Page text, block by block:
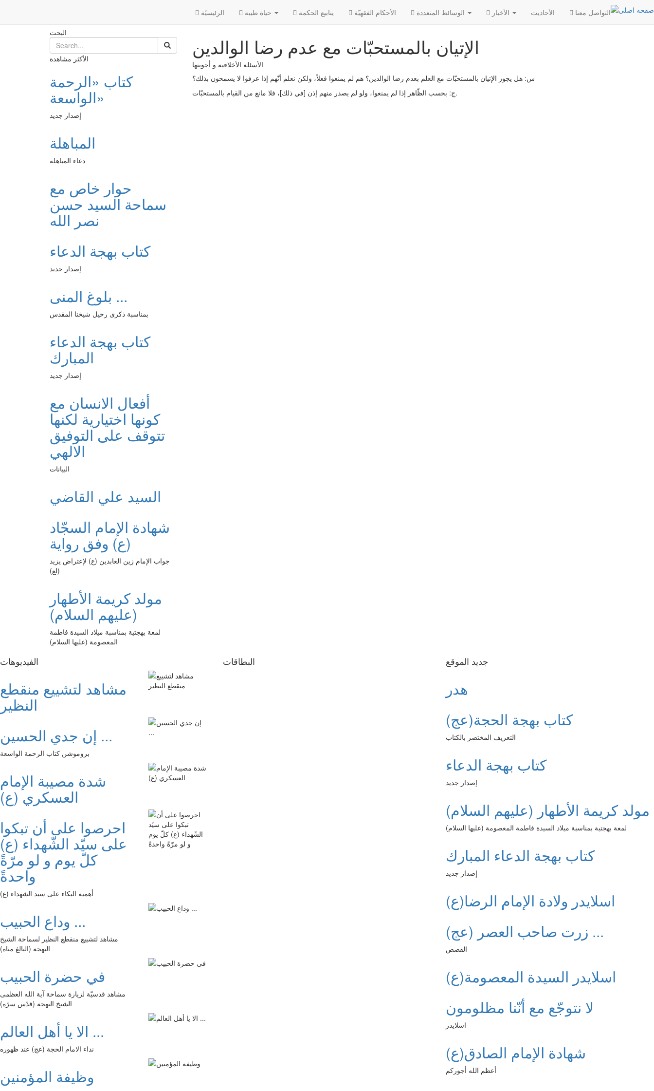
الرئیسیّة ينابيع الحكمة الأحکام الفقهیّة الأحادیث التواصل معنا الإتيان بالمستحبّات مع عدم رضا الوالدين
الإتيان بالمستحبّات مع عدم رضا الوالدين
الأسئلة الأخلاقية و أجوبتها
س: هل يجوز الإتيان بالمستحبّات مع العلم بعدم رضا الوالدين؟ هم لم يمنعوا فعلاً، ولكن نعلم أنّهم إذا عرفوا لا يسمحون بذلك؟
ج: بحسب الظّاهر إذا لم يمنعوا، ولو لم يصدر منهم إذن [في ذلك]، فلا مانع من القيام بالمستحبّات.
البحث
الأكثر مشاهدة
كتاب «الرحمة
الواسعة»
إصدار جديد
المباهلة
دعاء المباهلة
حوار خاص مع
سماحة السيد حسن
نصر الله
كتاب بهجة الدعاء
إصدار جديد
بلوغ المنى ...
بمناسبة ذكرى رحيل شيخنا المقدس
كتاب بهجة الدعاء
المبارك
إصدار جديد
أفعال الانسان مع
كونها اختيارية لكنها
تتوقف على التوفيق
الالهي
البيانات
السيد علي القاضي
شهادة الإمام السجّاد
(ع) وفق رواية
جواب الإمام زين العابدين (ع) لإعتراض يزيد
(لع)
مولد كريمة الأطهار
(عليهم السلام)
لمعة بهجتية بمناسبة ميلاد السيدة فاطمة
المعصومة (عليها السلام)
الفیدیوهات
مشاهد لتشييع منقطع
النظير
إن جدي الحسين ...
بروموشن كتاب الرحمة الواسعة
شدة مصيبة الإمام
العسكري (ع)
احرصوا على أن تبكوا
على سيّد الشّهداء (ع)
كلّ يوم و لو مرّةً
واحدةً
أهمية البكاء على سيد الشهداء (ع)
وداع الحبيب ...
مشاهد لتشييع منقطع النظير لسماحة الشيخ
البهجة (البالغ مناه)
في حضرة الحبيب
مشاهد قدسيّة لزيارة سماحة آية الله العظمى
الشيخ البهجة (قدّس سرّه)
الا يا أهل العالم ...
نداء الامام الحجة (عج) عند ظهوره
وظيفة المؤمنين
البطاقات جديد الموقع
هدر
كتاب بهجة الحجة(عج)
التعريف المختصر بالكتاب
كتاب بهجة الدعاء
إصدار جديد
مولد كريمة الأطهار (عليهم السلام)
لمعة بهجتية بمناسبة ميلاد السيدة فاطمة المعصومة (عليها السلام)
كتاب بهجة الدعاء المبارك
إصدار جديد
اسلايدر ولادة الإمام الرضا(ع)
زرت صاحب العصر (عج) ...
القصص
اسلايدر السيدة المعصومة(ع)
لا نتوجّع مع أنّنا مظلومون
اسلايدر
شهادة الإمام الصادق(ع)
أعظم الله أجوركم